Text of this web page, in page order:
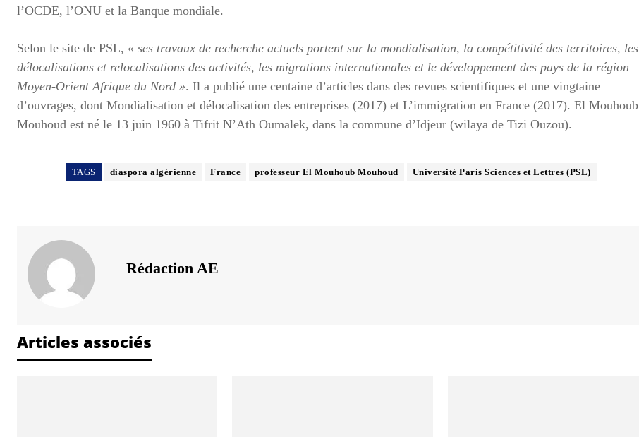
l’OCDE, l’ONU et la Banque mondiale.
Selon le site de PSL, « ses travaux de recherche actuels portent sur la mondialisation, la compétitivité des territoires, les
délocalisations et relocalisations des activités, les migrations internationales et le développement des pays de la région
Moyen-Orient Afrique du Nord ». Il a publié une centaine d’articles dans des revues scientifiques et une vingtaine
d’ouvrages, dont Mondialisation et délocalisation des entreprises (2017) et L’immigration en France (2017). El Mouhoub
Mouhoud est né le 13 juin 1960 à Tifrit N’Ath Oumalek, dans la commune d’Idjeur (wilaya de Tizi Ouzou).
TAGS diaspora algérienne France professeur El Mouhoub Mouhoud Université Paris Sciences et Lettres (PSL)
Rédaction AE
Articles associés